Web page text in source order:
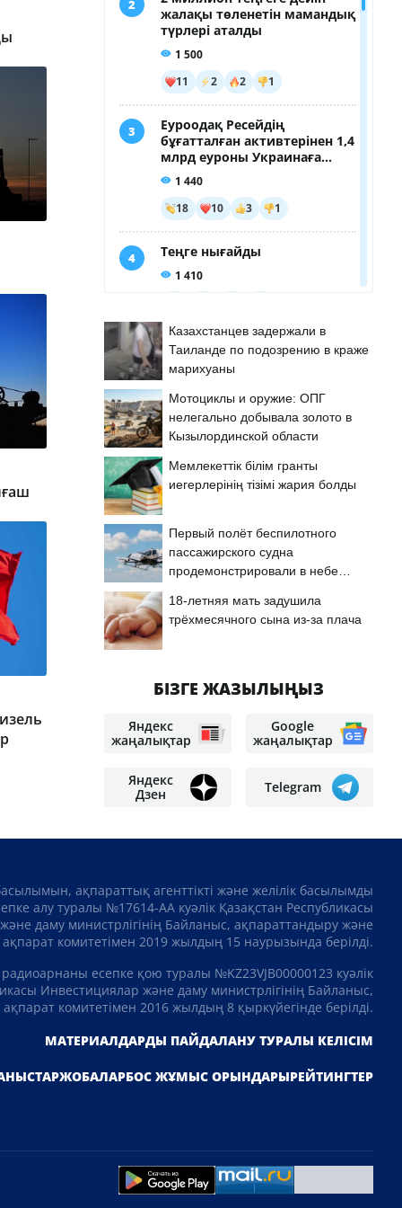
Казахстанцев задержали в
Таиланде по подозрению в краже
марихуаны
Мотоциклы и оружие: ОПГ
нелегально добывала золото в
Кызылординской области
Мемлекеттік білім гранты
иегерлерінің тізімі жария болды
Первый полёт беспилотного
пассажирского судна
продемонстрировали в небе
18-летняя мать задушила
трёхмесячного сына из-за плача
БІЗГЕ ЖАЗЫЛЫҢЫЗ
Яндекс
жаңалықтар
Google
жаңалықтар
Яндекс
Дзен
Telegram
ақпараттық агенттікті және желілік басылымды
алу туралы №17614-АА куәлік Қазақстан Республикасы
даму министрлігінің Байланыс, ақпараттандыру және
ақпарат комитетімен 2019 жылдың 15 наурызында берілді.
есепке қою туралы №KZ23VJB00000123 куәлік
Инвестициялар және даму министрлігінің Байланыс,
комитетімен 2016 жылдың 8 қыркүйегінде берілді.
МАТЕРИАЛДАРДЫ ПАЙДАЛАНУ ТУРАЛЫ КЕЛІСІМ
ЖОБАЛАРБОС ЖҰМЫС ОРЫНДАРЫРЕЙТИНГТЕР